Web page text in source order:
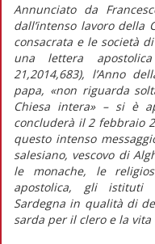
Annunciato da
dall’intenso lavoro
consacrata e le società
una lettera apostolica
21,2014,683), l’Anno
papa, «non riguarda
Chiesa intera» – si è
concluderà il 2 febbraio
questo intenso
salesiano, vescovo di
le monache, le
apostolica, gli istituti
Sardegna in qualità di
sarda per il clero e la vita